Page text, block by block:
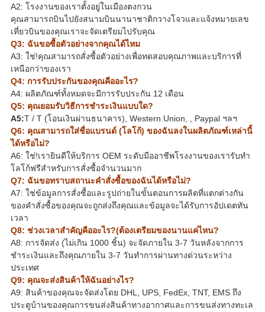
A2: โรงงานของเราตั้งอยู่ในเมืองตงกวน
คุณสามารถบินไปยังสนามบินนานาชาติกวางโจวและแจ้งหมายเลข
เที่ยวบินของคุณเราจะจัดเตรียมไปรับคุณ
Q3: ฉันขอซื้อตัวอย่างจากคุณได้ไหม
A3: ใช่!คุณสามารถสั่งซื้อตัวอย่างเพื่อทดสอบคุณภาพและบริการที่
เหนือกว่าของเรา
Q4: การรับประกันของคุณคืออะไร?
A4: ผลิตภัณฑ์ทั้งหมดจะมีการรับประกัน 12 เดือน
Q5: คุณยอมรับวิธีการชำระเงินแบบใด?
A5:T / T (โอนเงินผ่านธนาคาร), Western Union, , Paypal ฯลฯ
Q6: คุณสามารถใส่ชื่อแบรนด์ (โลโก้) ของฉันลงในผลิตภัณฑ์เหล่านี้
ได้หรือไม่?
A6: ใช่!เรายินดีให้บริการ OEM ระดับมืออาชีพโรงงานของเรารับทำ
โลโก้ฟรีสำหรับการสั่งซื้อจำนวนมาก
Q7: ฉันขอทราบสถานะคำสั่งซื้อของฉันได้หรือไม่?
A7: ใช่ข้อมูลการสั่งซื้อและรูปถ่ายในขั้นตอนการผลิตที่แตกต่างกัน
ของคำสั่งซื้อของคุณจะถูกส่งถึงคุณและข้อมูลจะได้รับการอัปเดตทัน
เวลา
Q8: ช่วงเวลาสำคัญคืออะไร?(ต้องเตรียมของนานแค่ไหน?
A8: การจัดส่ง (ไม่เกิน 1000 ชิ้น) จะจัดภายใน 3-7 วันหลังจากการ
ชำระเงินและถึงคุณภายใน 3-7 วันทำการผ่านทางด่วนระหว่าง
ประเทศ
Q9: คุณจะส่งสินค้าให้ฉันอย่างไร?
A9: สินค้าของคุณจะจัดส่งโดย DHL, UPS, FedEx, TNT, EMS ถึง
ประตูบ้านของคุณการขนส่งสินค้าทางอากาศและการขนส่งทางทะเล